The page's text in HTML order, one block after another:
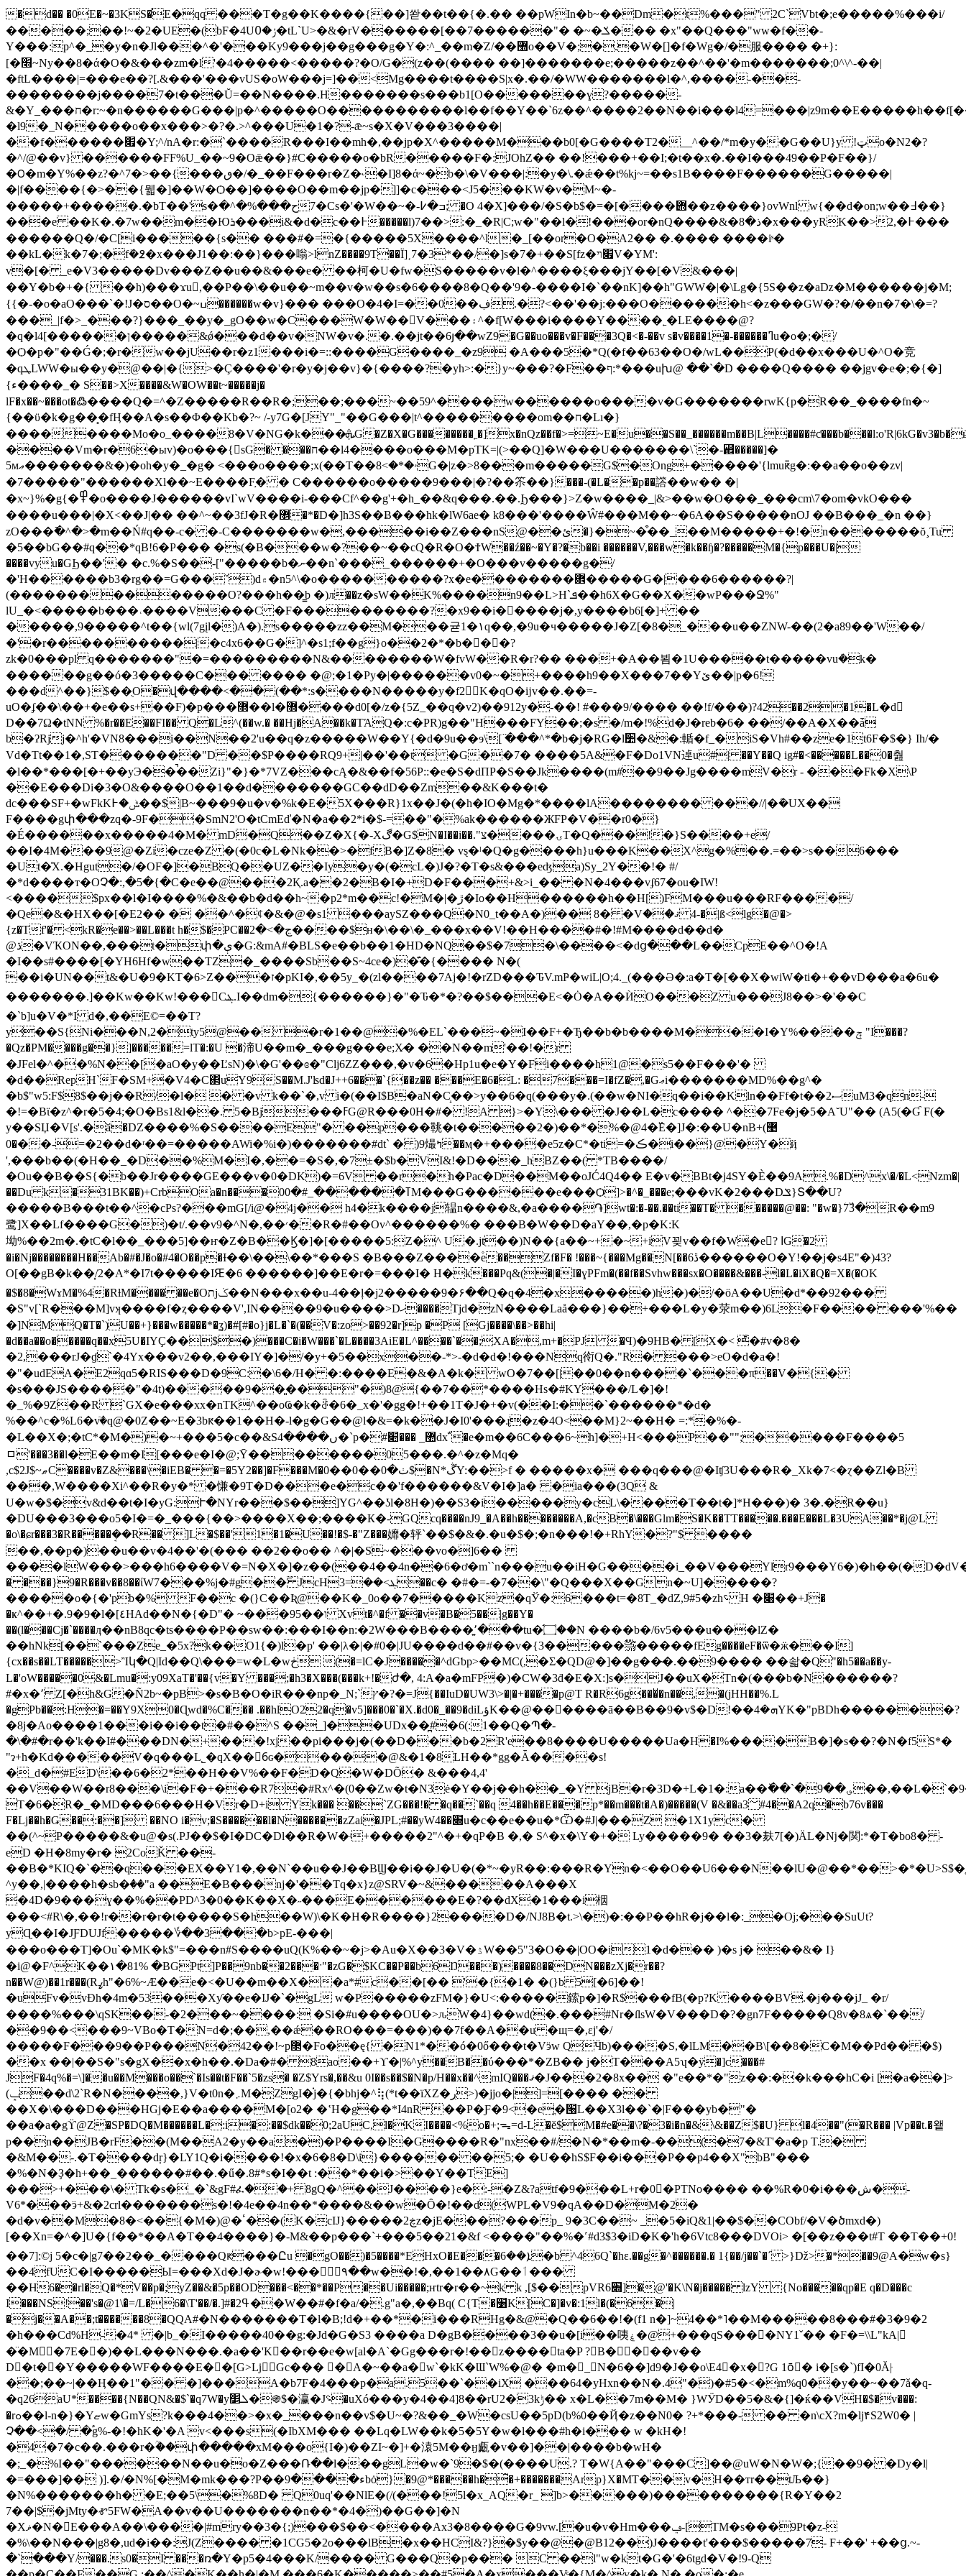
�d�� �0E�~�3KS�֡E�qq ���T�g��K����{��]쏻��t��{�.�� ��pWIn�b~��Dm�t%���" 2C`Vbt�;e�����%���i/
�����;��!~�2�UE�(bF�4Uݬ�߀�tL`U>�&�rV������[��7������"� �~�ݎ��� �x"��Q���"ww�f��-
Y���:p^�_�y�n�Jl���^�'���Ky9���j��g���g�Y�:^_��m�ֹZ/��޽o��V�;�.�W�[]�f�Wg�/�服���� �+}:
[�׫~Ny��8�ά�O�&���zm�l'�4�����<�����?�O/G�(z��(���� ��]�������e;�����z��^��'�m�������;0^\^-��|
�ftL����|=���e��?[.&���'���vUS�oW���j=]��<Mg����t����S|x�.��/�WW�������l�^,����-��-
��������j����7�t���Ŭ=��N����.H�������s���b1[O�������ɣ?�����-
&�Y_���ח�r:~�n������G���|p�^�����O�����������l��f��Y��`6z��^����2��N��i���l4=���|z9m��E�����h��f[��^�����l:?
�l9�_N�����o��x���>�?�.>^���U�1�?-ǣ~s�X�V���3����|
��f������׏�Y;^/nA�r:�`����R���I��mh�,��jp�X^�����M���b0[�G����T2�__^��/*m�y��G��U}y !ټo�N2�?
�^/@��v} ������FF%U_��~9�Oǣ��}#C�����o�bR�����F�:JOhZ�� ��!���+��I;�t��x�.��I���49��P�F��}/
�ꢝ�m�Y%��z?�^7�>��{���ٯ�/�_��F���r�Z�˞�I]8�ά~�b�\�V���|:�y�\.�ǽ��t%kj~=��s1B����F������G�����|
�|f����{�>��{뭷�]��W�Ѻ��]����O��m��jp�]]�c���<J5���KW�v�M~�-
�����+�����.�bT��'s�ح���%�^��7Cs�'�W��~�-ߏ�߇; �O 4�X]���/�S�b$�=�[����݋��z����}ovWnl w{��d�on;w��߃��}
���e ��K�.�7w��m��Юܪ���i&�d�c��߅�����l)7��>:�_�R|C;w�"��l�!���or�nQ����&�ذ�8�x���yRK��>2,�߅���
������Q�/�C[i�����{s�� ���#�=�{�����5X����^l�_[��or�O�A2�� �.���� ����iˢ�
��kL�k�7�;�fܺ�߶�x���J1��:��}���嗡>lnZ����9T��Ї]˱7�3*��/�]s�7�+��S[fz�׏ױV�YM':
v�[� _e�V3�����Dv���Z��u��&���e� ��柯�U�fw�S�����v�l�^����ξ���jY��[�V&���|
��Y�b�+�{ ��h)���ϫu,��P��\��u ��~m��v�w��s�6����8�Q��'9�-����I�`��nK]��h"GWW�|�\Lg�{5S��z�aǲ�M������j�M;
{{�-�o�aO���`�!J�ס��O�~ߎ������w�v}��� ���O�4�I=��0��ڣ.�?<��'��j:���O������h<�z���GW�?�/��n�7�\�=?
���_|f�>_���?}���_��y�_gO��w�C���W�W��V���۽^�f[W���i����Y����˿�LE����@?
�q�l4[������ן�����&ǿ���d��v�NW�v�.�.��jt��6յ��wZ9�G��uo���v�F���3Q�<�-��v s�v����1�-������ߣu�o�;�/
�Ѻ�p�"��Ǵ�;�r�w��jU��r�z1���i�=::����G����_�z9 �A���5�*Q(�f��63��O�/wL��P(�d��x���U�^O�竞
�qܛLWW�ы��y�@��|�{>�Ç����'�r�y�j��v}�{����?�yh>:�}y~���?�F��ף:*���uխ@ ��`�D ����Q���� ��jgv�ҽ�;�{�]
{ء����_� S��>X����&W�OW��t~�����j�
lF�x��~���ot�߷����Q�=^�Z�����R��R�;��;���~��59^����w������o����v�G�������rwK{p�R��_����fn�~
{��ϋ�k�g��̟�fӉ��A�s��Φ��Kb�?~ /-y7G�[JY"_"��G���|t^���������om��ח�Lı�}
��������Mo�o_����8�V�NG�k���ܞG�Z�X�G��������˿�]x�nQz��f�>=~E�u��S��_������m��B|L����#ƈ���b���l:o'R|6kG�v3�b�ӹX_�btu���!
����Vm�r�6�ыv)�o���{񗿽sG� ���ח��l4����o���M�pTK=|(>��Q]�W���U�������\`�-꬞�����]�
5мޢ�������&�)�oh�y�_�g� <���o����;x(��T��ۥ�*�>8G�|z�>8���m�����G$�Ong+�����'{lmuԟ̎g�:��a��o��zv|
�7�����"������Xl��~E���� F֣� � C������o�����9���|�?��䇣��}���-(�L��p��譗��w�� �|
�x~}%�g{�߾�о����J������vI`wV����i-���Cf^��g'+ �h_��&q���.��.Ϧ���}>Z�w����_|&>��w�O���_���cm\7�om�vkO���
����u���|�X<��J|�� ��^~��3fJ�R�޵�*�D�]h3S��Ƀ���hk�lW6ae� k8���'����Ŵ#���M��~�6A��S�����nOJ ��B���_�n ��}
zO���߫�^�>�m��Ń#q��-c� �-C�������w�,�����i��Z���nS@��ئ�}�~�͒��_��M�����+�!�n�������ŏ¸Tu
�5��bG��#q��*qB!6�P��� �s(�B���w�?��~��cQ�R�O�ϮW��ź��~�Y�?�b��i ������V,���w�k��ɧ�?�����M�{p���U�|
����vyu�GϦ��'� �c.%�S��-["�����b�ނ��n`���_������+�O���v�����g�/
�'H������b3�rg��=G���ˇ)d۾�n5^\�o����������?x�e��������܎�����G�|���6������?|
(��������������O?���h��͇b �)л��z�sW��K%����n9��L>H`ܦ��h6X�G��X��wP���Ջ%"
lU_�<�����b���˓����V���C �F����������?�x9��i�񡥗����j�,y����b6[�]+ ��
�����,9�����^t��{wl(7gįl�)A�).s�����zz��M���귣1�۱q��,�9u�ч�����J�Z[�8�_���u��ZNW-��(2�a89��'W��/
�'�r����������|�c4x6��G�]^�s1;f��g}o��2�*�b���?
zk�0���pl q�������"�=���������N&��������W�fvW��R�r?�� ���+�A��뵘�1U�����t�����vuܳ�k�
������g��ó�3�����C��� ���� �@;�1�Py�|������v0�~�+����h9��X���7��Yێ��|p�6!
���d^��}$��ֻO�վ����<�� (��*:s����N�����y�f2K�qO�ĳv��.��=-
uO�ʄ��\��+�e��s+��F)�p���޻��l�޻����d0[�/z�{5Z_��q�v2)��912y�-��! #���9/���� ��!f/���)?42��2�1�L�d𨄿
D��7Ω�tNN %�r��E��FI�� Q�L^(��w.� ��Hj�A��k�TΆQ�:c�PR)g��"H���FY��;�s �/m�!%d�J�reb�6� ��/��A�X��ǡ
b�ʔRjj�^h'�VN8���i��N��2'u��q�z�����W��Y{�d�9u��ɘ\[߳ ���^*�b�j�RG�l׺�&�:輴�f_�iS�Vh#��ze�1t6F�$�} Ih/�
Vd�Tt��1�,ST�������"D ��$P����RQ9+|��'��t �G��7� ����5A&�F�Do1VN逴u#| ��Y��Q ig#�<�����L��0�춾
�l��*���[�+��yЭ��̚��Zi}"�}�*7VZ���cĄ�&��f�56P::�e�S�dΠP�S��Jk����(m#��9��Jg����mV�r - ���Fk�X\P
��E���Di�3�O&����O��1��d�������GC��dD��Zm��&K���t�
dc���SF+�wFkKݰ�߅��$|B~���9�u�v�%k�E�5X���R}1x��J�(�h�IO�Mg�*����lA�������� ���//|�݇�UX��
F����gփ���zq�-9F��SmN2'O�tCmEď�N�a��2*i�$-=��"�%ak������ЖFP�V��r0�}
�É������x�����4�M� mD�Q��Z�X{�-Xڰ�G$N�I��i��."צ����ۍT�Q���!�}S����+e/
��I�4M���9@�Zi�cze�Z �(�0c�L�Nk��>�fB�]Z�8� vȿ�ˡ�Q�g����h}u���K��X^g�%��.=��>s��6���
�Ut�͑X.�Hgut�/�OF�]�BQ��UZ��Iy�y�(�cL�)J�?�T�s&���eʤa)Sy_2Y��!� #/
�*d����т�OՉ�:,�5�{�C�e��@���2Қ.a��2�B�I�+D�F���+&>i_�� �N�4���vʄ67�ou�IW!
<����$px��l�I����%�&��b�d��h~�p2*m��c!�M�|�ڙ�Io��H������h��H[)FM���u���RF����/
�Qe�&�HX��[�E2�� � ��^�¢�&�@�s1 ���aySZ���Q�N0_t��A�)�� 8� �Vޤ�� 4-�|ß<lg�@�>
{z�Tf'� <kR�e��>��L���t h�$�PC��ڃ�>�2����$ʜ�\��\�_���x��V!��H����#�!#M����d��d�
@ڌ�VҠON��,���t�փ�ې�G:&mA#�BLS�e��b��1�HD�NQ��$�7�\����<�dց���L��CpE��^O�!A
�I��s#����[�YH6Hf�w��TZ�_����Sb��S~4ce�)�͊�{���� N�(
��i�UN��t&�U�9�KT�6>Z���ז�pKI�,��5y_�(zl����7Aj�!�rZD���ԎV.mҎ�wiL|O;4._(���Ә�:a�T�[��X�wiW�ti�+��vD���a�6u�
�������.]��Kw��Kw!���Cܔ.I��dm�{������}�"�Ԏ�*�?��$���E<�Ȯ�A��ЍO���Z u���J8��>�'��C
�`b]u�V�*I d�,��E©=��T?
y��S{Ni���N,2�ty5@�� �r�1��@�%�EL`���~�I��F+�Ђ��b�b����M���I�Y%����ݼ "I���?
�Qz�PM����g��}]�����=lT�:�U �渧U��m�_���g���e;X̷� ��N��m'��!�r
�JFel�^��%N��[�aO�y��ĽsN)�\�G'��ɞ�"Clj6ZZ���,�v�6�Hp1u�e�Y�Fi����h1@�s5��F���'�
�d��RepH`F�SM+�V4�C΂uY9S��M.J'ʪd�J++6���`{��z�� ���E�6�L: �7���=I�fZ�,�Gޢi�������MD%��g^�
�b$"w5:F$8$��j��R/�l� � �v k��`�,v i�(��I$B�aN�C̝��>y��6�q(���y�.(��w�NI�q��i��Kln��Ff�t��ސ2uM3�qn-
�!=�Bϊ�z^�r�5�4;�O�Bs1&l��. 5�Bj���ߓG@R���0H�#� !A }>�Y\��� �J��L�c���� ^��7Fe�j�5�A˘U"�� (A5(�Ɠ F(�
y��SЏ�V[s'.�ӑ�DZ����%�S����E"� ��p���鞉 �t�����2�)��*�%�@4�߰E�]J�:��U�nB+(޹
�0��-=�2��d�ʳ��=�����AWi�%i�)�������#dt` � )9熶ߤ��ӎ�+����e5z�C*�ti=�ڪ�i��}@�Y�ҋ
',���b��(�H��_�D��%M�I�,��=�S�,�7±�$b�VI&!�D���_hBZ��( *TB����/
�Ou��B��S{�b��Jr����GE���v�0�DK)�=6V ��r�h�Pac�D��M��oJĆ4Q4�� E�v�BBt�j4SY�Ѐ��9A.%�D^x\�/�L<Nzm�|
��Du k�31BK��)+CrbOa�n���0ߠ������_#�0M���G������e���Ѻ]>�^�_���e;���vK�2���Dݏ}Տ��U?
�����B���t��^�cPs?���mG[/i@�4j�� h4�k����j辒n����&,�a����֏]wt�:�-��.��ti��T� ������@��: "�w�}ؘ7߰3�R��m9
鹭]X��Lf����G�)�t/.��v9�^N�,��׳��R�#��Ov^������%� ���B�W��D�aY��,�p�K:K
坳%��2m�.�tC�l��_���5]��ҥ�Z�B��Ϗ�]�[�����5:Z�^ U�.jt��)N��{a��~+�~+iV꾖v��f�W�e? ߊG�2
�i�Nj��������H��Ab�#�J�o�#4�O��р�Ɨ��\��\��*���S �B���Z����۫e��Zf�F� !���~{���Mg��N[��6ڐ������O�Y!��j�s4E"�)43?
O[��gB�k��͎/2�A*�I7t�����IԘ�6 ������]��E�r�=���I� H�kׂ���Pq&(�|�I�ɣPFm�(��f��Svhw���sx�O����&���-l�L�iX�Q�=X�(�OK
�$�8�WɤM�%4�RƚM���� ��e�Oתjݢ��N���x��u-4��ļ�j2�����9�۶��Q�q�4�x�����)h�)�/�öA��U�d*��92���
�S"v[`R���M]vʞ����f�ȥ����V',IN����9�u����>Dހ����Tjd�zN����Laå���}��+���L�y�荥m��)6L�F���� ���'%��
�]NMQ�T�`)U��+}���w�����*�ʓ)�#[#�o}j�L�`�(��V�:zo>��92�r]p �P [Gj����\��>��hi|
�d��a��o�����q��x5U�IYҪ��$�)���C�i�W���`�L����3AiE�L^����`��;XA�,m+�PJ �Ϥ)�9HB� [X�< ͤ�#v�8�
�2,���rJ�ɠ`�4Yx���v2��,���IY�]�/�y+�5��x��-*>-�d�d�!���Nq衑Q�."R� ���>eO�d�a�!
�"�udEA�E2qɑ5�RIS���D�9C:�\6�/H� �:����E�&�A�k� wO�7��[|��0��n����`���π��V�{�
�s���JS�����"�4t)�����9��͈��"�)8@{��7��*����Hs�#KY���/L�]�!
�_%�9Z��R `GX�e���xx�nTK^��oҨ�k�ꁔ�6�_x�'�gg�!+��1T�J�+�v(��I:��ˋ������*�d�
%��^c�%L6�vٙ�q@�0Z��~E�3bԟ��1��H�-l�g�G��@l�&=�k��J�I0'���ɻ�z�4O<��M}2~��H� =:*�%�-
�L��X�;�tC*�M�)�~+���5�c��&Sں����4�`p�#޺_ ���׊dxﹼ�e�m��6C���6~h]�+H˂���P��"";�����F����5
ﾱ'���3��l�E��m�I[���e�I�@;Ȳ��������05���.�^�z�Mq�
,c$2J$~ޠC����v�Z&���\�iEB� �=�5Y2��]�F���M�ٺ�0��0��0$�N*ڴY:��>f � �����x� ���q���@�Iʧ3U���R�_Xk�7<�ɀ��Zl�B
���,W����Xi^��R�y�* �慊�9T�D���e�c��'f������&V�I�]a� �ia���(3Q &
U�w�$�v&d��t�I�yG:Ւ�NYr���$��]YG^��ʖl�8H�)��S3�i�����y�cL\����T��t�]*H���)� 3�.�R��u}
�DU���3���o5�I�=�_���{��>����X��;����К�-GQcq����nJ9_�A��h��������A,�cB�\���Glm�S�K��TT�����.���E���L�3UA��*�j@L
�o\�ɕr���3�R�����ܱ��R�� ]L�$��'1�1�U��!�$-�"Z���孊�轷`��$�&�.�u�$�;�n���!�+RhY�?"$ ����
��,��p�)��u��v�4��'�(��� ��2��o�� ^�|�S~���vo�]6��
����lW���>���h6����V�=N�X�]�z��(��4��4n��6�ơ�m``n���u��iH�G����i_��V���Ylr9���Y6�)�h��(�
� ���}9�R���v��8��ίW7���%j�#g�� ٓJcHܔ>��=3��c� �#�=-�7��\"�Q���X��Gn�~U]�����?
�����o�{�'pb�% F��c �(}C��Ʀ@��K�_0o��7�����Kz�qЎ�:6���t=�8T_�dZ,9#5�zh؝ H �׈��+J�
�ҝ^��+�.9�9�l�[٤HAd��N�{�D"� ~���95��ו Xvt�^�f ��v�B�5��|g��Y�
��(l���Cj�`����ӆ��nB8qc�ts����P��sw��:���I��n:�2W���B����͍٬���tu�֬۝��N ����b�/6v5���u���lZ�
��hNk[��`���Ze_�5x?k��O1{�)l�p' ��|λ�|�#0�|JU����d��#��v�{3�����﵆�����fEg����eF�ѿ�ӝ���I]
{cx��s��LT�����>Ἲկ�Q|Id��Q\���=w�L�wڂ (�=lC�Ј�����^dGƅp>��MC(,�Ʃ�QD@�]��g��̴�.��9���� ��솳�Q"�h5��a��y-
L�'oW�����0&�Lmu�:y09XaT�'��{v�Y ���;�h3�X���(���k+!�ժ�, 4:A�a�mFP�)�CW�3ḋ�E�X:]s�J��uX�Tn�(���b�N������?
#�x�٬ Z[�h&G�Ñ2b~�pB>�s�B�O�iR���np�_N;`ץ�?�=J{��IuD�UW3\˃�|�+����p@T R�R6g���̆�n��,�(jHH��%.L
�gPb��:H�=��Y9X0�Ɋwd�%C��� .��hlO22�q�v5]���0�`�X.�d0�_��9�diLؤK��@���ٌ���ā��B��9�v$�D!��ܗ�4YK�"pBDh�������?
�8j�Ao����1���i��i��t�#��^S ��_]��UDx��̪#�6(:1��Q�Պ�-
�\�#�r��'k��I#���DN�+���!xj��pi���j�(��D���b�2R'e��8����U�����Ua�Н�I%����B�]�s��?�N�f5S*�
"ɂ+h�Kd�����V�q���L˾�qX��6ِɢ�����@&�1�8LH��*gg�Ǟ����s!
�_d�#ED\��6�2*��H��V%��F�D�Q�W�DÕ� &���4,4'
��V��W��r8���\i�F�+���R7�#Rx^�(0��Zw�t�N3ė�Y��j��h��_�Y jB�r�3D�+L�1�:a��ٚ��`�9��؈��,��L�`�9��� tǾ
T�6�R�_�MD���6���H�Vr�D+і Yk��� ��`ZG���!� �q��`��q 4��h��E���p*��m���t�A�)�����(V �&��a3؅#4��A2q�b76v���
F�Lj��h�Ǥ��:��] ��NO i�v;�S������l�N������zZai�JPL;#��yW׍��4u�c��e��u�*Ѿ�#J|���Z �1X1yc�
��(^~P�����&�u@�s(.PJ��$�I�DC�Dl��R�W�ʵ+�����2"^�+�qP�B �,� S^�х�\Y�+� Ly�����9� ��3�麸7[�)ÄL�ǋ�関:*�T�bo8� -
eD �H�8my�r� 2CoǨ ��-
��B�*KIQ�`��q���EX��Y1�,��N`��u��J��BϢ��i��J�U�(�*~�yR��:���R�Yn�<��O��U6���N��lU�@��*��
^y��,|����h�sb�ٝ��"a ��Е�B���ǌ�'��Tq�x}z@SRV�~&�����A���X
�4D�9���ɣ��%��PD^3�0��K��Χ�˶���E������E�?��dX�1���i栶
���<#R\�,��!r��r�r�t�����S�h��W)\�K�H�R����}2����D�/NJ8B�t.>\�)�:��P��hR�j��l�:_�Oj;���SuUt?
yɊ��I�JƑDUJf�����؇��3���b>pE-���|
���o���T]�Ou`�MK�k$"=���n#S����uQ(K%��~�j>�Au�X��3�V�ۮW��5"3�O��|OO�i1�d��� )�s j� ��&� I}
�i@�F^K��۱�81% �BGPt]P��9nb��2���ˑ"�zG�$KC��P��b6Ŋ���)����8��DN���zXj�r��?
n��W@)��1r���(Rߨh"�6%~Ӕ��e�<�U��m��X��a*#c��[�� '�{�1� �(}b 5[�6]��!
�uFv�vÐh�4m�53���Xƴ��e�IJ�`�gL w�P�����zFM�}�U<:�����鎍p�]�R$���fB(�p?K ����BV.�j���jJ_ �r/
����%���\qSK��-�2���~����: �Si�#u����OU�>ԉW�4}��wd(�.���#Nr�ſlsW�V���D�?�gn7F�����Q8v�8ѧ�`��/
��9��<���9~VBo�T�N=d�;��,��ǽ��RO���=���)��7f��A��u �щ=�,ɛj'�/
�����F���9��P���N�42��!~p޲�Fo��ę{ �N1*��ó�0ő���t�Vӭw QӴb)����S,�lLM��B\[��8�C�M��Pd�� �$)
��x ��|��S�"s�gX��x�h��.�Da�#� 8ao��+ϒ�|%^y��B��ύ���*�ZB�� j�T���A5ʮ�ӱ�]c���#
JF�4q%�=\]��u��M���o��`�Is��t�F��`5�zs� �Z$Yrs�,��&u 0I��s��$�N�p/H��x��^mIQ���ޤ�J���2�8x�� �"e��*�"z��:��k���hC�i [�a��]>
(ݒ��d\2`R�N����,}V�t0n�܇M�̩ZgI�֗j�{�bhj�^⢷(*t��їXZ�ڔ>)�jjo�|]=[���� ��
��X�\���D���HGj�E��a����M�[o2� �ʽH�g��*I4nR ��P�Ƒ�9<�eֱ�՘L��X3l��`�|F���yb�"�
��a�a�gϔ@Z�SP�DQ�M������L�:i�:��$dk��0;2aUC,l�KI����<%o�+;ᯓ=d-L�ĕ$M�#e��\?�3�i�n�&\&��Z$�U} l�4��"(�R��� |Vp��t.�왵
p��n��JB�rF��(M��A2�y��a�)�P����I�G����R�"nx��#/�N�*��m�-��(�7�&T'�a�p T.�
�&M��-.�T����dŗ}�LY1Q�i����!�x�6�8�D\i}������ ��5;� �U��hS$F��i���P��p4��X"bB"���
�%�N�Ҙ�h+��_������#��.�ű�.8#*s�I��t :��*��i�>��Y��TE]
���>+���\� Tk�s�_�`&gF#ፈ��+ 8gQ�^��J����}e�:-�Z&?atf�9���L+r�0�ِPTNo���� ��%R�0�i���ش�-
V6*���ӭ+&�2crl�������s�!�4e��4n��*����&��w�Ȏ�!��d(WPL�V9�qA��D�M�2�
�d�v��M�8�<��{�M�)@�ٴ��(K�cIJ}�����ڿ2z�jE���?���p_ 9�3C��~ _�5�iQ&1|��$��CObf/�V�ծmxd�)
[��Xn=�^�]U�{f��*��A�T��4����}�-M&��p���`+���5��21� &f <����"��%�˹#d3$3�iD�K�'h�6Vtc8���DVOi> �[��z��� t#T ��T��+0!
��7]:©ϳ 5�c�|g7��2��_����Qԟ���Ըu �gO��)�5����*EHxO�E���ܐ��6�b ^46Q`�hɛ.��g�^������.� 1{��/j��`�ˊ >}ǅ>�*��9@А�w�s}
��4fUC�I�����Ы=���Xd�J�ɚ�w!���٩��w��!�,��1��۸G��ٲ���
��H6��rl�Q�*V��p�;yZ��&�5p��OD���<��*��P��Ui�����;ҥtr�r��~k k ,[$��ؚpVR6׍]�@'�K\N�j����� lzY {No�����qp�E q�D���c
I���NS!��'s�@1\�҆=/L�6�\T'��/�.]#�2ߟ��W��#�f�a/�.g"a�,��Bq( C{Τ�׸K[C�]�v�:1l�(�6�|
�j��A��;t������8�ԚQA#�N�������T�l�B;!d�+��*�i���RHg�&@�Q��6��!�(f1 n�]~4��*˥��M�����8���#�3�9�2
�h���Cd%H-�4* �|b_�I�����40��g:�Jd�G�S3 ����a D�gB����3��u�[i��咦ۼ�@+���qS����NY1ˇ�� �F�=\\L"kA|
�̈�M�7E��)��L���N���.�a��'K��r��e�w[al�A`�Gg���r�!��z����ta�P ? B����v��
D�t��Y�����WF����E��[G>ǈGc��� �A�~��a�w`�kK�Ɯ`W%�@� �m�_N�6��]d9�J��o\E4�x�?G 1ōِ� i�[s�`)fI�0Ă|ּ
��;��~|��Ӊ��1"�� �]���A�b7F�4���p�a.5��`��iX ���64�yHxn��N�.4"�)�#5�<�m%q0��y��~��7ǎ�q-
�q26аU*����{N��QN&�$`�q7W�yܠ׵�֍$�瀛�J؝�uXó���y�4��4]8��rU2�3kݱ�� x�L��7m��M� }WӰD��5�&�{]�ќ��VH�$�v���:
�rߋ��l-n�}�Yޏw�GmYs?k���4��>�x�_���n��v$�U~�?&��_�W�csU��5pD(b%0��Ҋ�z��N0� ?+*���- �� �n\cX?m�lj۴S2W0� |
Չ��<�/ �֠g%-�!�hK�'�A v<���s(�IbXM��� ��Lq�LW��k�5�5Y�w�l���#h�i��� w �kH�!
�4�7�c��.���r�ؒ��փ�����xM���o{I�)��ZI~�]+�溒5M��ӈ㼩�v��]��|����b�wH�
�;_�%I��"������N��u�o�Z���Ռ��l���gL�w�`9�$�(����U.? T�W{A��"���C]��@uW�N�W�;{��9� �Dy�l|
�=���]�� )].�/�N%[�M�mk���?P��ء����9bȯ}�9@*�����h�͆�+�������Arp}X�ΜT��v�H��тr��tЉ��}
�N%�������h� �E;��5\�%8D� Q0uq'��NlE�(/(���!5l�x_AQ�r_ ]b>�����)����������{R�Y��2
7��|$�jMty�ꮉ5FW�A��v��U�������n��*�4�)��G��]�N
�Xޥ�N�E���A��\����|#mry��3�{;)���$��<����Ax3�8����G�9vw.[�u�v�Hm���ݠ-[TM�s���9Pt�z-
�%\��N���|g8�,ud�i��:J(Z���� �1CG5�2o���lB�x��HCI&?}�$y��@�@B12��)J����t'���$�����7- F+��' +��ց.~-
�`���Y/���.s0�I ���ռ�Y�p5�4���K/���� G���Q�p��� C ��l"w�kt�G�'�6tgd�V�!9-Q